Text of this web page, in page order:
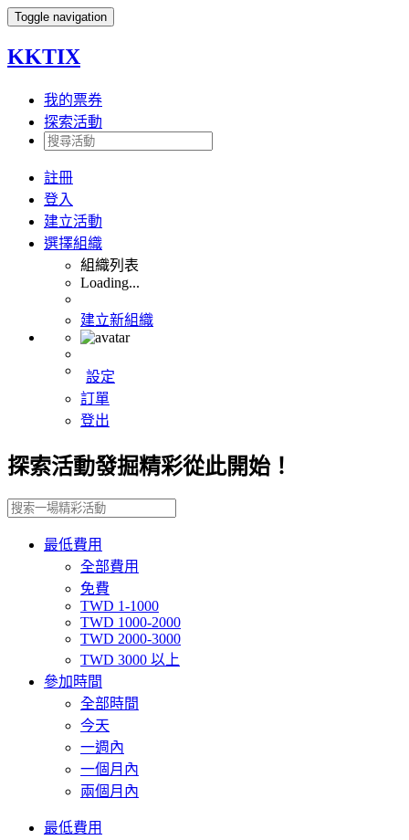
Toggle navigation
KKTIX
我的票券
探索活動
註冊
登入
建立活動
選擇組織
組織列表
Loading...
建立新組織
設定
訂單
登出
探索活動發掘精彩從此開始！
最低費用
全部費用
免費
TWD 1-1000
TWD 1000-2000
TWD 2000-3000
TWD 3000 以上
參加時間
全部時間
今天
一週內
一個月內
兩個月內
最低費用